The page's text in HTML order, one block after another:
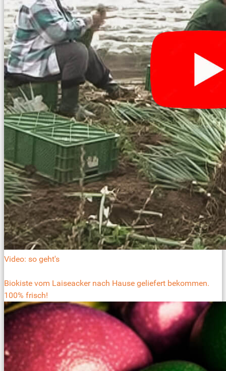
Video: so geht's
Biokiste vom Laiseacker nach Hause geliefert bekommen.
100% frisch!